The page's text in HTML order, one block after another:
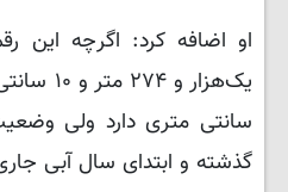
او اضافه کرد: اگرچه این
سانتی متری دارد ولی
گذشته و ابتدای سال آبی